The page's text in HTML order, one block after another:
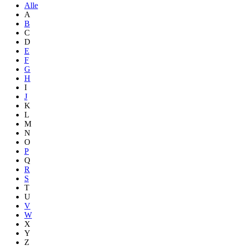
Alle
A
B
C
D
E
F
G
H
I
J
K
L
M
N
O
P
Q
R
S
T
U
V
W
X
Y
Z